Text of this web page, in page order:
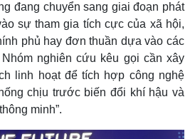
đang chuyển sang giai đoạn phát
sự tham gia tích cực của xã hội,
phủ hay đơn thuần dựa vào các
nghiên cứu kêu gọi cần xây
linh hoạt để tích hợp công nghệ
chịu trước biến đổi khí hậu và
minh”.